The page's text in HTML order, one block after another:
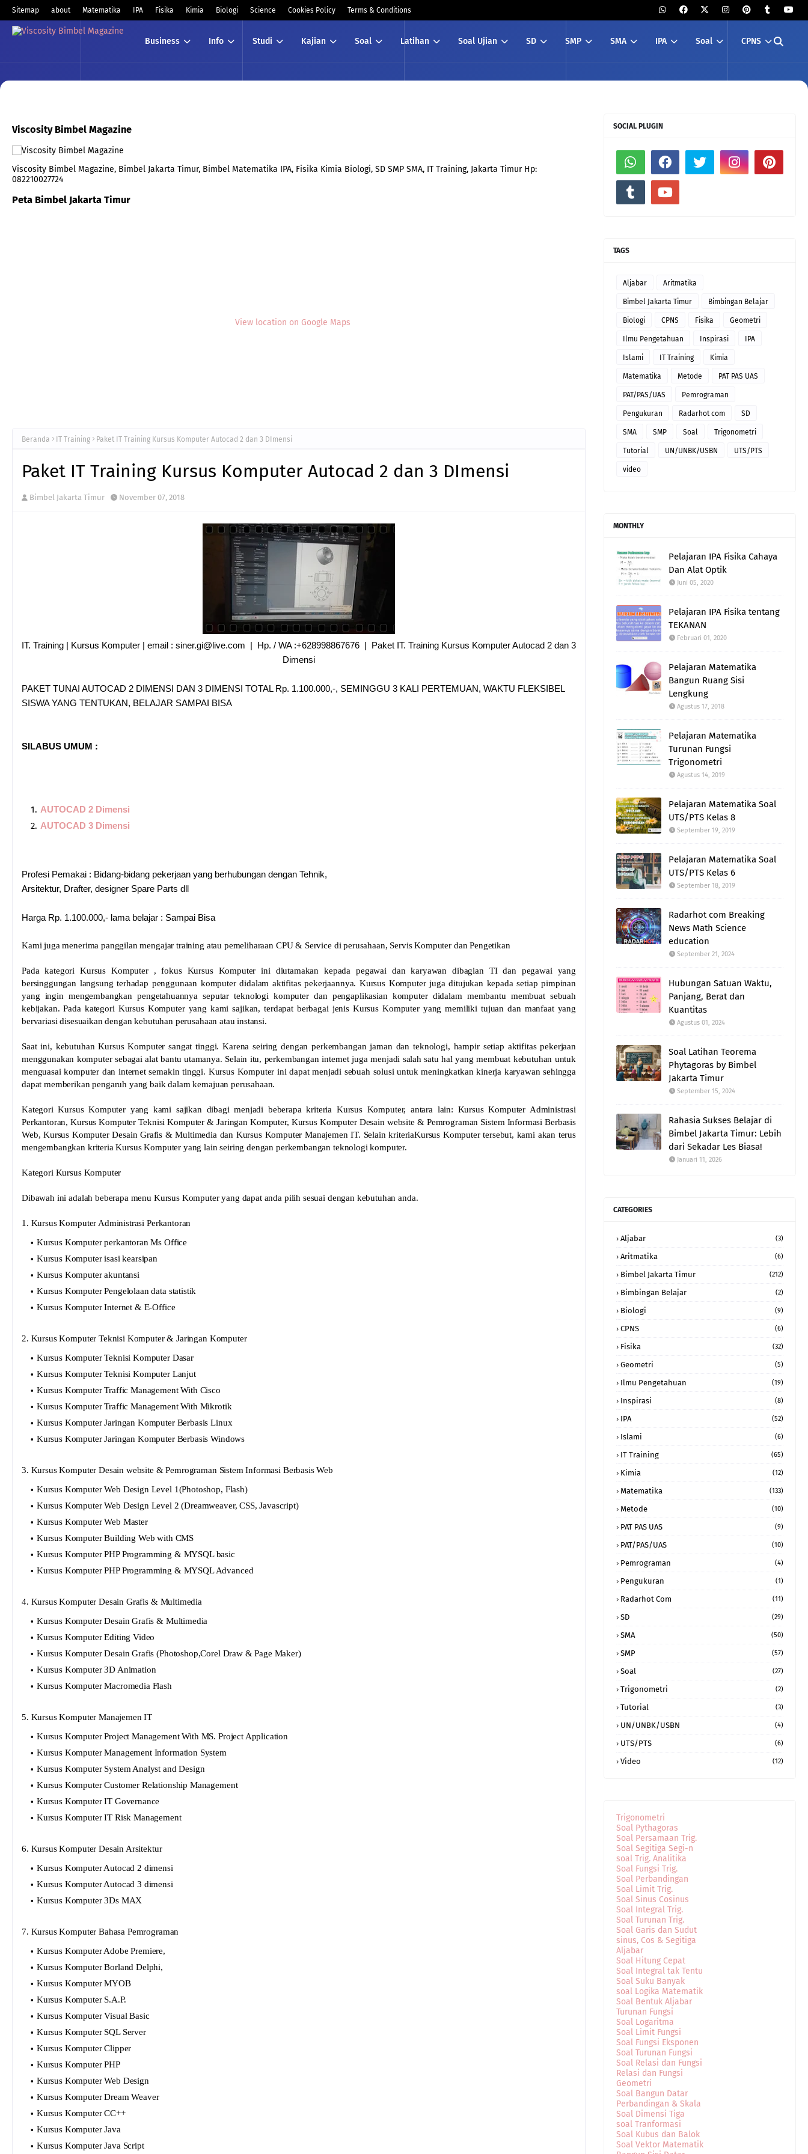
Sitemap about Matematika IPA Fisika Kimia Biologi Science Cookies Policy Terms & Conditions
Business Info Studi Kajian Soal Latihan Soal Ujian SD SMP SMA IPA Soal CPNS
Viscosity Bimbel Magazine
Viscosity Bimbel Magazine, Bimbel Jakarta Timur, Bimbel Matematika IPA, Fisika Kimia Biologi, SD SMP SMA, IT Training, Jakarta Timur Hp:
082210027724
Peta Bimbel Jakarta Timur
View location on Google Maps
Beranda IT Training Paket IT Training Kursus Komputer Autocad 2 dan 3 DImensi
Paket IT Training Kursus Komputer Autocad 2 dan 3 DImensi
Bimbel Jakarta Timur November 07, 2018
IT. Training | Kursus Komputer | email : siner.gi@live.com | Hp. / WA :+628998867676 | Paket IT. Training Kursus Komputer Autocad 2 dan 3
Dimensi
PAKET TUNAI AUTOCAD 2 DIMENSI DAN 3 DIMENSI TOTAL Rp. 1.100.000,-, SEMINGGU 3 KALI PERTEMUAN, WAKTU FLEKSIBEL
SISWA YANG TENTUKAN, BELAJAR SAMPAI BISA
SILABUS UMUM :
AUTOCAD 2 Dimensi
AUTOCAD 3 Dimensi
Profesi Pemakai : Bidang-bidang pekerjaan yang berhubungan dengan Tehnik,
Arsitektur, Drafter, designer Spare Parts dll
Harga Rp. 1.100.000,- lama belajar : Sampai Bisa
Kami juga menerima panggilan mengajar training atau pemeliharaan CPU & Service di perusahaan, Servis Komputer dan Pengetikan
Pada kategori Kursus Komputer , fokus Kursus Komputer ini diutamakan kepada pegawai dan karyawan dibagian TI dan pegawai yang
bersinggungan langsung terhadap penggunaan komputer didalam aktifitas pekerjaannya. Kursus Komputer juga ditujukan kepada setiap pimpinan
yang ingin mengembangkan pengetahuannya seputar teknologi komputer dan pengaplikasian komputer didalam membantu membuat sebuah
kebijakan. Pada kategori Kursus Komputer yang kami sajikan, terdapat berbagai jenis Kursus Komputer yang memiliki tujuan dan manfaat yang
bervariasi disesuaikan dengan kebutuhan perusahaan atau instansi.
Saat ini, kebutuhan Kursus Komputer sangat tinggi. Karena seiring dengan perkembangan jaman dan teknologi, hampir setiap aktifitas pekerjaan
menggunakan komputer sebagai alat bantu utamanya. Selain itu, perkembangan internet juga menjadi salah satu hal yang membuat kebutuhan untuk
menguasai komputer dan internet semakin tinggi. Kursus Komputer ini dapat menjadi sebuah solusi untuk meningkatkan kinerja karyawan sehingga
dapat memberikan pengaruh yang baik dalam kemajuan perusahaan.
Kategori Kursus Komputer yang kami sajikan dibagi menjadi beberapa kriteria Kursus Komputer, antara lain: Kursus Komputer Administrasi
Perkantoran, Kursus Komputer Teknisi Komputer & Jaringan Komputer, Kursus Komputer Desain website & Pemrograman Sistem Informasi Berbasis
Web, Kursus Komputer Desain Grafis & Multimedia dan Kursus Komputer Manajemen IT. Selain kriteriaKursus Komputer tersebut, kami akan terus
mengembangkan kriteria Kursus Komputer yang lain seiring dengan perkembangan teknologi komputer.
Kategori Kursus Komputer
Dibawah ini adalah beberapa menu Kursus Komputer yang dapat anda pilih sesuai dengan kebutuhan anda.
1. Kursus Komputer Administrasi Perkantoran
Kursus Komputer perkantoran Ms Office
Kursus Komputer isasi kearsipan
Kursus Komputer akuntansi
Kursus Komputer Pengelolaan data statistik
Kursus Komputer Internet & E-Office
2. Kursus Komputer Teknisi Komputer & Jaringan Komputer
Kursus Komputer Teknisi Komputer Dasar
Kursus Komputer Teknisi Komputer Lanjut
Kursus Komputer Traffic Management With Cisco
Kursus Komputer Traffic Management With Mikrotik
Kursus Komputer Jaringan Komputer Berbasis Linux
Kursus Komputer Jaringan Komputer Berbasis Windows
3. Kursus Komputer Desain website & Pemrograman Sistem Informasi Berbasis Web
Kursus Komputer Web Design Level 1(Photoshop, Flash)
Kursus Komputer Web Design Level 2 (Dreamweaver, CSS, Javascript)
Kursus Komputer Web Master
Kursus Komputer Building Web with CMS
Kursus Komputer PHP Programming & MYSQL basic
Kursus Komputer PHP Programming & MYSQL Advanced
4. Kursus Komputer Desain Grafis & Multimedia
Kursus Komputer Desain Grafis & Multimedia
Kursus Komputer Editing Video
Kursus Komputer Desain Grafis (Photoshop,Corel Draw & Page Maker)
Kursus Komputer 3D Animation
Kursus Komputer Macromedia Flash
5. Kursus Komputer Manajemen IT
Kursus Komputer Project Management With MS. Project Application
Kursus Komputer Management Information System
Kursus Komputer System Analyst and Design
Kursus Komputer Customer Relationship Management
Kursus Komputer IT Governance
Kursus Komputer IT Risk Management
6. Kursus Komputer Desain Arsitektur
Kursus Komputer Autocad 2 dimensi
Kursus Komputer Autocad 3 dimensi
Kursus Komputer 3Ds MAX
7. Kursus Komputer Bahasa Pemrograman
Kursus Komputer Adobe Premiere,
Kursus Komputer Borland Delphi,
Kursus Komputer MYOB
Kursus Komputer S.A.P.
Kursus Komputer Visual Basic
Kursus Komputer SQL Server
Kursus Komputer Clipper
Kursus Komputer PHP
Kursus Komputer Web Design
Kursus Komputer Dream Weaver
Kursus Komputer CC++
Kursus Komputer Java
Kursus Komputer Java Script
SOCIAL PLUGIN
TAGS
Aljabar Aritmatika
Bimbel Jakarta Timur Bimbingan Belajar
Biologi CPNS Fisika Geometri
Ilmu Pengetahuan Inspirasi IPA
Islami IT Training Kimia
Matematika Metode PAT PAS UAS
PAT/PAS/UAS Pemrograman
Pengukuran Radarhot com SD
SMA SMP Soal Trigonometri
Tutorial UN/UNBK/USBN UTS/PTS
video
MONTHLY
Pelajaran IPA Fisika Cahaya
Dan Alat Optik
Juni 05, 2020
Pelajaran IPA Fisika tentang
TEKANAN
Februari 01, 2020
Pelajaran Matematika
Bangun Ruang Sisi
Lengkung
Agustus 17, 2018
Pelajaran Matematika
Turunan Fungsi
Trigonometri
Agustus 14, 2019
Pelajaran Matematika Soal
UTS/PTS Kelas 8
September 19, 2019
Pelajaran Matematika Soal
UTS/PTS Kelas 6
September 18, 2019
Radarhot com Breaking
News Math Science
education
September 21, 2024
Hubungan Satuan Waktu,
Panjang, Berat dan
Kuantitas
Agustus 01, 2024
Soal Latihan Teorema
Phytagoras by Bimbel
Jakarta Timur
September 15, 2024
Rahasia Sukses Belajar di
Bimbel Jakarta Timur: Lebih
dari Sekadar Les Biasa!
Januari 11, 2026
CATEGORIES
Aljabar (3)
Aritmatika (6)
Bimbel Jakarta Timur (212)
Bimbingan Belajar (2)
Biologi (9)
CPNS (6)
Fisika (32)
Geometri (5)
Ilmu Pengetahuan (19)
Inspirasi (8)
IPA (52)
Islami (6)
IT Training (65)
Kimia (12)
Matematika (133)
Metode (10)
PAT PAS UAS (9)
PAT/PAS/UAS (10)
Pemrograman (4)
Pengukuran (1)
Radarhot Com (11)
SD (29)
SMA (50)
SMP (57)
Soal (27)
Trigonometri (2)
Tutorial (3)
UN/UNBK/USBN (4)
UTS/PTS (6)
Video (12)
Trigonometri
Soal Pythagoras
Soal Persamaan Trig.
Soal Segitiga Segi-n
soal Trig. Analitika
Soal Fungsi Trig.
Soal Perbandingan
Soal Limit Trig.
Soal Sinus Cosinus
Soal Integral Trig.
Soal Turunan Trig.
Soal Garis dan Sudut
sinus, Cos & Segitiga
Aljabar
Soal Hitung Cepat
Soal Integral tak Tentu
Soal Suku Banyak
soal Logika Matematik
Soal Bentuk Aljabar
Turunan Fungsi
Soal Logaritma
Soal Limit Fungsi
Soal Fungsi Eksponen
Soal Turunan Fungsi
Soal Relasi dan Fungsi
Relasi dan Fungsi
Geometri
Soal Bangun Datar
Perbandingan & Skala
Soal Dimensi Tiga
soal Tranformasi
Soal Kubus dan Balok
Soal Vektor Matematik